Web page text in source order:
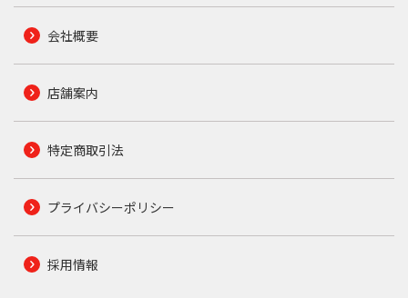
会社概要
店舗案内
特定商取引法
プライバシーポリシー
採用情報